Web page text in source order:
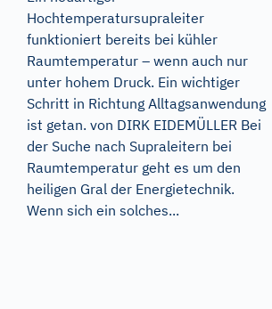
Hochtemperatursupraleiter
funktioniert bereits bei kühler
Raumtemperatur – wenn auch nur
unter hohem Druck. Ein wichtiger
Schritt in Richtung Alltagsanwendung
ist getan. von DIRK EIDEMÜLLER Bei
der Suche nach Supraleitern bei
Raumtemperatur geht es um den
heiligen Gral der Energietechnik.
Wenn sich ein solches...